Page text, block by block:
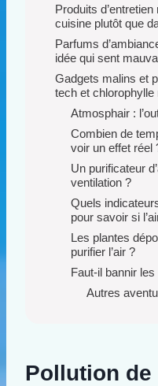
Produits
cuisine plutôt que
Parfums
idée qui sent
Gadgets malins et
tech et
Atmosphair :
Combien de
voir un effet réel
Un purificateur
ventilation ?
Quels
pour savoir si
Les plantes
purifier l’air ?
Faut-il bannir
Autres
Pollution de